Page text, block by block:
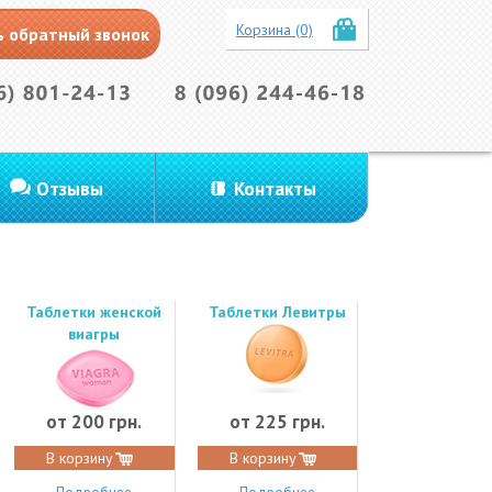
обратный звонок Корзина (0)
Отзывы Контакты
Таблетки женской
виагры
от 200 грн.
В корзину
Таблетки Левитры
от 225 грн.
В корзину